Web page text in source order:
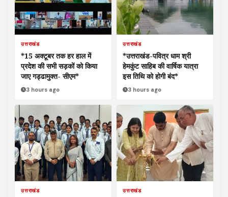
उत्तराखंड
*15 अक्टूबर तक हर हाल में
प्रदेश की सभी सड़कों को किया
जाए गड्ढामुक्त- सीएम*
3 hours ago
उत्तराखंड
*उत्तराखंड-पवित्र धाम श्री
हेमकुंट साहिब की वार्षिक यात्रा
इस तिथि को होगी बंद*
3 hours ago
उत्तराखंड उत्तराखंड